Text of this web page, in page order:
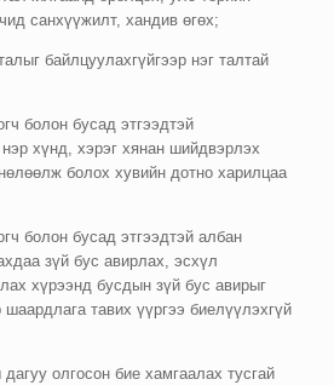
санхүүжилт, хандив өгөх;
байлцуулахгүйгээр нэг талтай
болон бусад этгээдтэй
хүнд, хэрэг хянан шийдвэрлэх
болох хувийн дотно харилцаа
болон бусад этгээдтэй албан
зүй бус авирлах, эсхүл
хүрээнд бусдын зүй бус авирыг
шаардлага тавих үүргээ биелүүлэхгүй
олгосон бие хамгаалах тусгай